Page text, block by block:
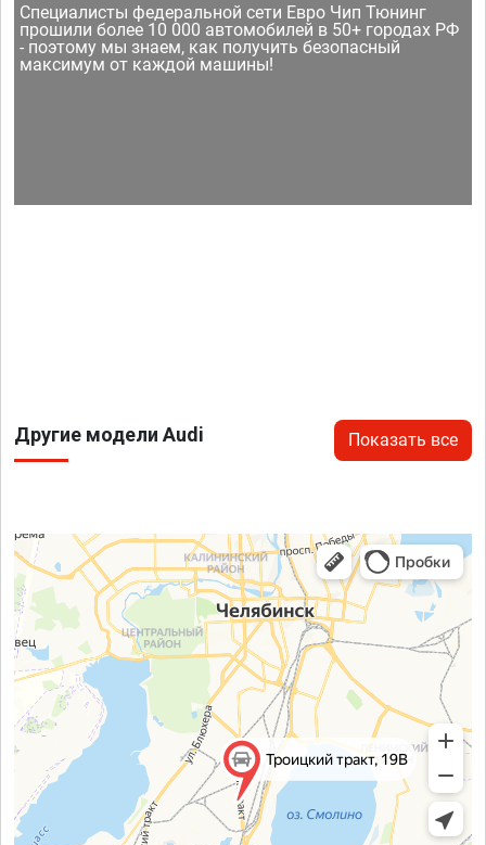
Специалисты федеральной сети Евро Чип Тюнинг
прошили более 10 000 автомобилей в 50+ городах РФ
- поэтому мы знаем, как получить безопасный
максимум от каждой машины!
Другие модели Audi Показать все